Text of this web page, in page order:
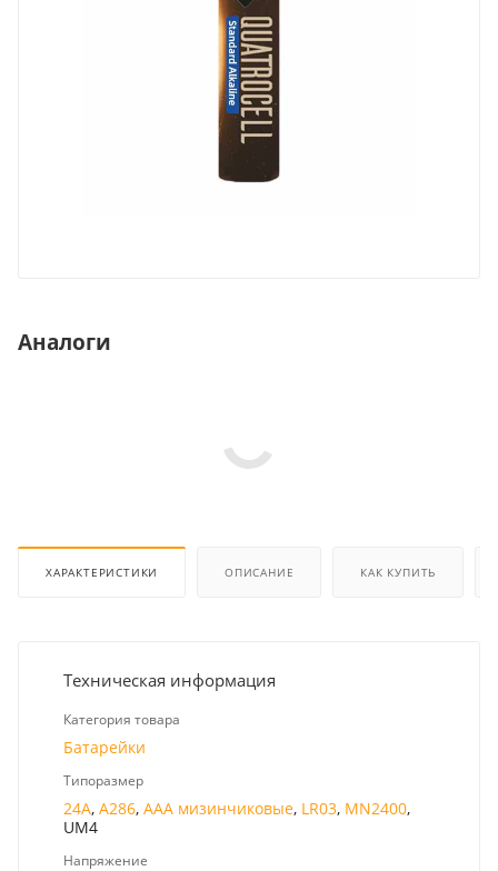
Аналоги
ХАРАКТЕРИСТИКИ ОПИСАНИЕ КАК КУПИТЬ
Техническая информация
Категория товара
Батарейки
Типоразмер
24A, A286, AAA мизинчиковые, LR03, MN2400,
UM4
Напряжение